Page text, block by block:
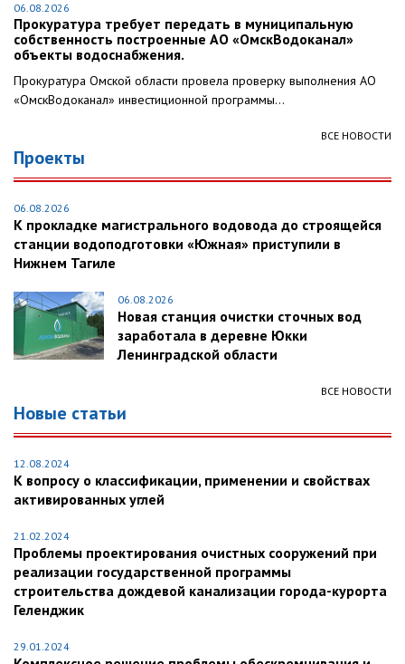
06.08.2026
Прокуратура требует передать в муниципальную
собственность построенные АО «ОмскВодоканал»
объекты водоснабжения.
Прокуратура Омской области провела проверку выполнения АО
«ОмскВодоканал» инвестиционной программы...
ВСЕ НОВОСТИ
Проекты
06.08.2026
К прокладке магистрального водовода до строящейся
станции водоподготовки «Южная» приступили в
Нижнем Тагиле
06.08.2026
Новая станция очистки сточных вод
заработала в деревне Юкки
Ленинградской области
ВСЕ НОВОСТИ
Новые статьи
12.08.2024
К вопросу о классификации, применении и свойствах
активированных углей
21.02.2024
Проблемы проектирования очистных сооружений при
реализации государственной программы
строительства дождевой канализации города-курорта
Геленджик
29.01.2024